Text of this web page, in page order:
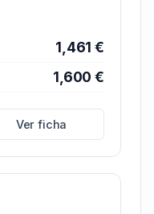
1,461 €
1,600 €
Ver ficha